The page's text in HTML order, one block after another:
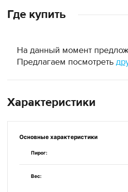
Где купить
На данный момент
Предлагаем посмотреть
Характеристики
Основные характеристики
Пирог:
Вес: